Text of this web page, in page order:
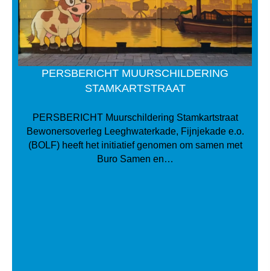
PERSBERICHT MUURSCHILDERING
STAMKARTSTRAAT
PERSBERICHT Muurschildering Stamkartstraat
Bewonersoverleg Leeghwaterkade, Fijnjekade e.o.
(BOLF) heeft het initiatief genomen om samen met
Buro Samen en…